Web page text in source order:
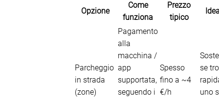
Opzione
Come
funziona
Prezzo
tipico
Parcheggio
in strada
(zone)
Pagamento
alla
macchina /
app
supportata,
seguendo i
Spesso
fino a ~4
€/h
se
uno